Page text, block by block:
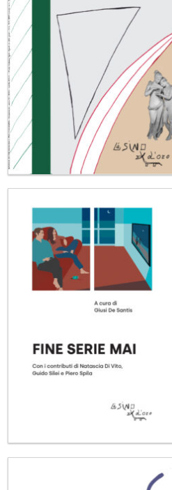
Aggiungi
alla lista
dei
desideri